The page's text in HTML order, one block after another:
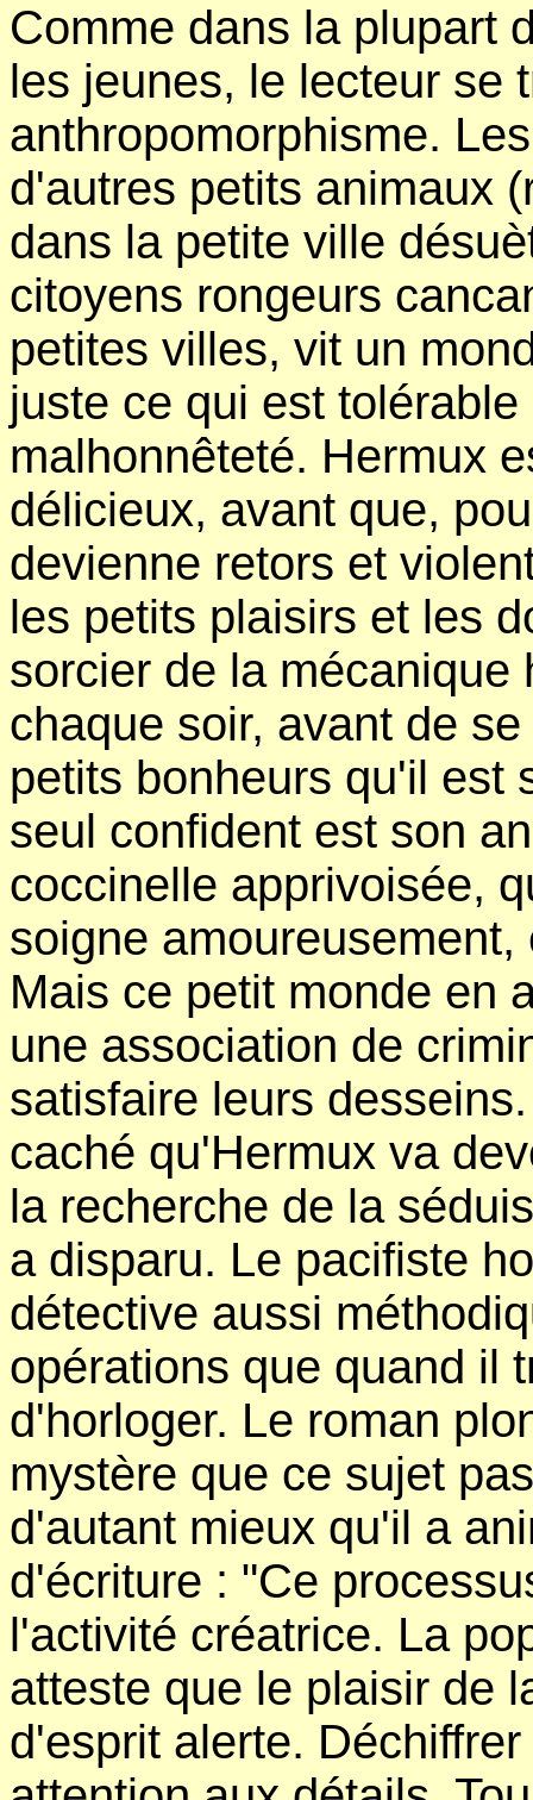
Comme dans la plupart
les jeunes, le lecteur se
anthropomorphisme.
d'autres petits animaux
dans la petite ville
citoyens rongeurs
petites villes, vit un
juste ce qui est
malhonnêteté. Hermux
délicieux, avant que,
devienne retors et
les petits plaisirs et les
sorcier de la mécanique
chaque soir, avant de
petits bonheurs qu'il est
seul confident est son
coccinelle apprivoisée,
soigne
Mais ce petit monde en
une association de
satisfaire leurs
caché qu'Hermux va
la recherche de la
a disparu. Le pacifiste
détective aussi
opérations que quand il
d'horloger. Le roman
mystère que ce sujet
d'autant mieux qu'il a
d'écriture : "Ce
l'activité créatrice. La
atteste que le plaisir de
d'esprit alerte.